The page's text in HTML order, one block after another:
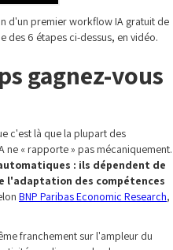
d'un premier workflow IA gratuit de
des 6 étapes ci-dessus, en vidéo.
gagnez-vous
c'est là que la plupart des
ne « rapporte » pas mécaniquement.
: ils dépendent de
l'adaptation des compétences
BNP Paribas Economic Research,
franchement sur l'ampleur du